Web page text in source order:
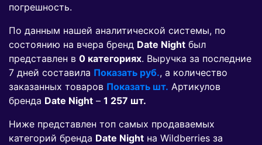
погрешность.
По данным нашей аналитической системы, по
состоянию на вчера бренд Date Night был
представлен в 0 категориях. Выручка за последние
7 дней составила Показать руб., а количество
заказанных товаров Показать шт. Артикулов
бренда Date Night – 1 257 шт.
Ниже представлен топ самых продаваемых
категорий бренда Date Night на Wildberries за